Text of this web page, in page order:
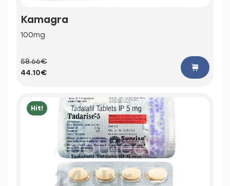
Kamagra
100mg
58.66€
44.10€
Hit!